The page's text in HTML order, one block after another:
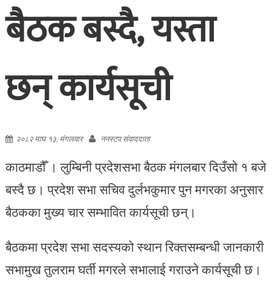
बैठक बस्दै, यस्ता
छन् कार्यसूची
२०८२ माघ १३, मंगलवार ननस्टप संवाददाता
काठमाडौँ । लुम्बिनी प्रदेशसभा बैठक मंगलबार दिउँसो १ बजे
बस्दै छ। प्रदेश सभा सचिव दुर्लभकुमार पुन मगरका अनुसार
बैठकका मुख्य चार सम्भावित कार्यसूची छन्।
बैठकमा प्रदेश सभा सदस्यको स्थान रिक्तसम्बन्धी जानकारी
सभामुख तुलराम घर्ती मगरले सभालाई गराउने कार्यसूची छ।